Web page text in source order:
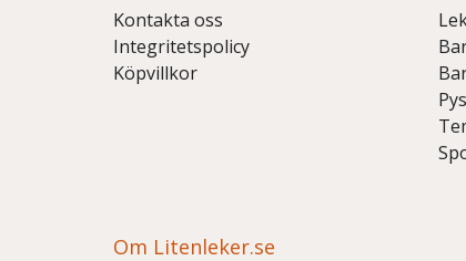
Kontakta oss
Integritetspolicy
Köpvillkor
Om Litenleker.se